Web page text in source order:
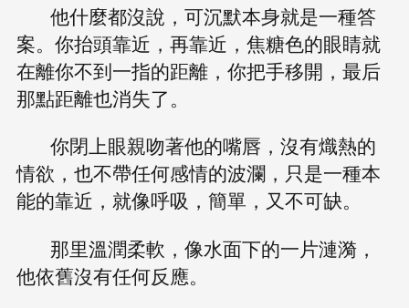
他什麼都沒說，可沉默本身就是一種答
案。你抬頭靠近，再靠近，焦糖色的眼睛就
在離你不到一指的距離，你把手移開，最后
那點距離也消失了。
你閉上眼親吻著他的嘴唇，沒有熾熱的
情欲，也不帶任何感情的波瀾，只是一種本
能的靠近，就像呼吸，簡單，又不可缺。
那里溫潤柔軟，像水面下的一片漣漪，
他依舊沒有任何反應。